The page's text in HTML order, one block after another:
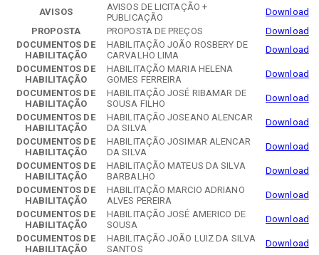
AVISOS
AVISOS DE LICITAÇÃO +
PUBLICAÇÃO
Download
PROPOSTA
PROPOSTA DE PREÇOS
Download
DOCUMENTOS DE
HABILITAÇÃO
HABILITAÇÃO JOÃO ROSBERY DE
CARVALHO LIMA
Download
DOCUMENTOS DE
HABILITAÇÃO
HABILITAÇÃO MARIA HELENA
GOMES FERREIRA
Download
DOCUMENTOS DE
HABILITAÇÃO
HABILITAÇÃO JOSÉ RIBAMAR DE
SOUSA FILHO
Download
DOCUMENTOS DE
HABILITAÇÃO
HABILITAÇÃO JOSEANO ALENCAR
DA SILVA
Download
DOCUMENTOS DE
HABILITAÇÃO
HABILITAÇÃO JOSIMAR ALENCAR
DA SILVA
Download
DOCUMENTOS DE
HABILITAÇÃO
HABILITAÇÃO MATEUS DA SILVA
BARBALHO
Download
DOCUMENTOS DE
HABILITAÇÃO
HABILITAÇÃO MARCIO ADRIANO
ALVES PEREIRA
Download
DOCUMENTOS DE
HABILITAÇÃO
HABILITAÇÃO JOSÉ AMERICO DE
SOUSA
Download
DOCUMENTOS DE
HABILITAÇÃO
HABILITAÇÃO JOÃO LUIZ DA SILVA
SANTOS
Download